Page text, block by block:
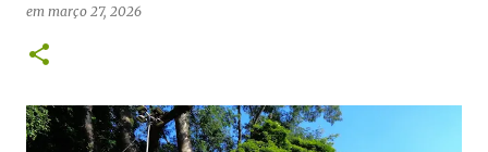
0
em março 27, 2026